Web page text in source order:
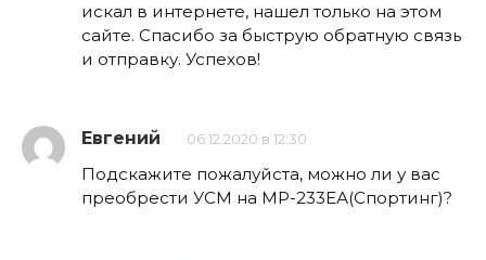
искал в интернете, нашел только на этом
сайте. Спасибо за быструю обратную связь
и отправку. Успехов!
Евгений 06.12.2020 в 12:30
Подскажите пожалуйста, можно ли у вас
преобрести УСМ на МР-233ЕА(Спортинг)?